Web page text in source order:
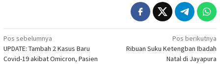
Navigasi
pos
Pos sebelumnya
UPDATE: Tambah 2 Kasus Baru
Covid-19 akibat Omicron, Pasien
Pos berikutnya
Ribuan Suku Ketengban Ibadah
Natal di Jayapura